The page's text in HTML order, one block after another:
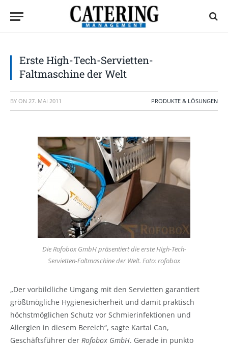
Erste High-Tech-Servietten-
Faltmaschine der Welt
BY ON 27. MAI 2011 PRODUKTE & LÖSUNGEN
Die Rofobox GmbH präsentiert die erste High-Tech-
Servietten-Faltmaschine der Welt. Foto: rofobox
„Der vorbildliche Umgang mit den Servietten garantiert
größtmögliche Hygienesicherheit und damit praktisch
höchstmöglichen Schutz vor Schmierinfektionen und
Allergien in diesem Bereich“, sagte Kartal Can,
Geschäftsführer der Rofobox GmbH. Gerade in punkto